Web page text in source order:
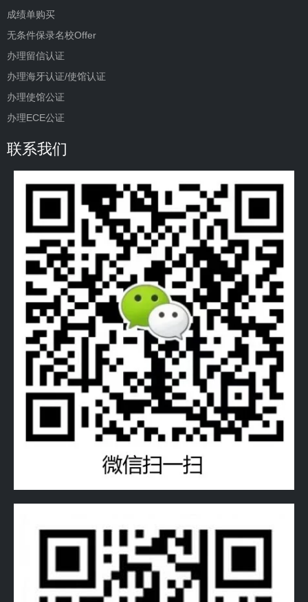
成绩单购买
无条件保录名校Offer
办理留信认证
办理海牙认证/使馆认证
办理使馆公证
办理ECE公证
联系我们